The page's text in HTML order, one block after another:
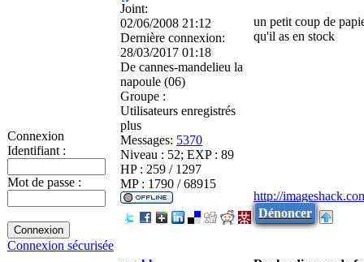
Connexion
Identifiant :
Mot de passe :
Connexion sécurisée
Joint:
02/06/2008 21:12
Dernière connexion:
28/03/2017 01:18
De cannes-mandelieu la
napoule (06)
Groupe :
Utilisateurs enregistrés
plus
Messages: 5370
Niveau : 52; EXP : 89
HP : 259 / 1297
MP : 1790 / 68915
un petit coup de
qu'il as en stock
http://
Dénoncer